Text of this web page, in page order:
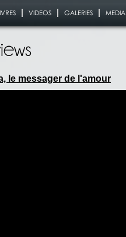
le messager de l'amour
VIDEOS GALERIES MEDIA